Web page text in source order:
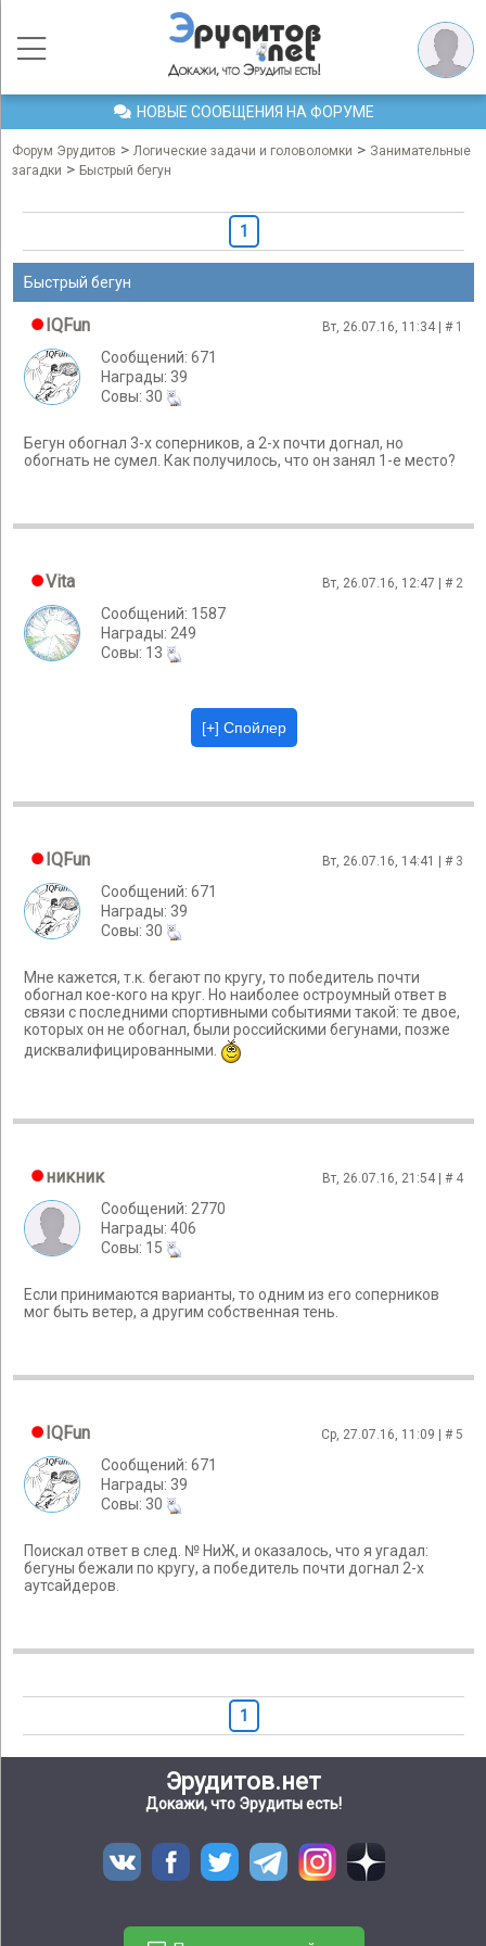
НОВЫЕ СООБЩЕНИЯ НА ФОРУМЕ
Форум Эрудитов > Логические задачи и головоломки > Занимательные
загадки > Быстрый бегун
1
Быстрый бегун
IQFun Вт, 26.07.16, 11:34 | # 1
Сообщений: 671
Награды: 39
Cовы: 30
Бегун обогнал 3-х соперников, а 2-х почти догнал, но
обогнать не сумел. Как получилось, что он занял 1-е место?
Vita Вт, 26.07.16, 12:47 | # 2
Сообщений: 1587
Награды: 249
Cовы: 13
IQFun Вт, 26.07.16, 14:41 | # 3
Сообщений: 671
Награды: 39
Cовы: 30
Мне кажется, т.к. бегают по кругу, то победитель почти
обогнал кое-кого на круг. Но наиболее остроумный ответ в
связи с последними спортивными событиями такой: те двое,
которых он не обогнал, были российскими бегунами, позже
дисквалифицированными.
никник Вт, 26.07.16, 21:54 | # 4
Сообщений: 2770
Награды: 406
Cовы: 15
Если принимаются варианты, то одним из его соперников
мог быть ветер, а другим собственная тень.
IQFun Ср, 27.07.16, 11:09 | #5
Сообщений: 671
Награды: 39
Cовы: 30
Поискал ответ в след. № НиЖ, и оказалось, что я угадал:
бегуны бежали по кругу, а победитель почти догнал 2-х
аутсайдеров.
1
Эрудитов.нет
Докажи, что Эрудиты есть!